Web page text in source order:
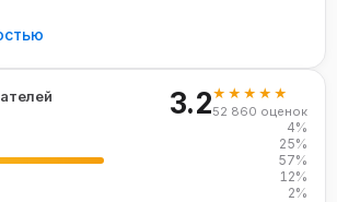
телефона через СБП и на
связи, интернета и других
с детализацией по категориям
кредиты и вклады онлайн
3.2★★★★★
52 860 оценок
4%
25%
57%
12%
2%